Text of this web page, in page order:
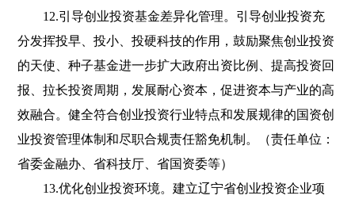
12.引导创业投资基金差异化管理。引导创业投资充
分发挥投早、投小、投硬科技的作用，鼓励聚焦创业投资
的天使、种子基金进一步扩大政府出资比例、提高投资回
报、拉长投资周期，发展耐心资本，促进资本与产业的高
效融合。健全符合创业投资行业特点和发展规律的国资创
业投资管理体制和尽职合规责任豁免机制。（责任单位：
省委金融办、省科技厅、省国资委等）
13.优化创业投资环境。建立辽宁省创业投资企业项